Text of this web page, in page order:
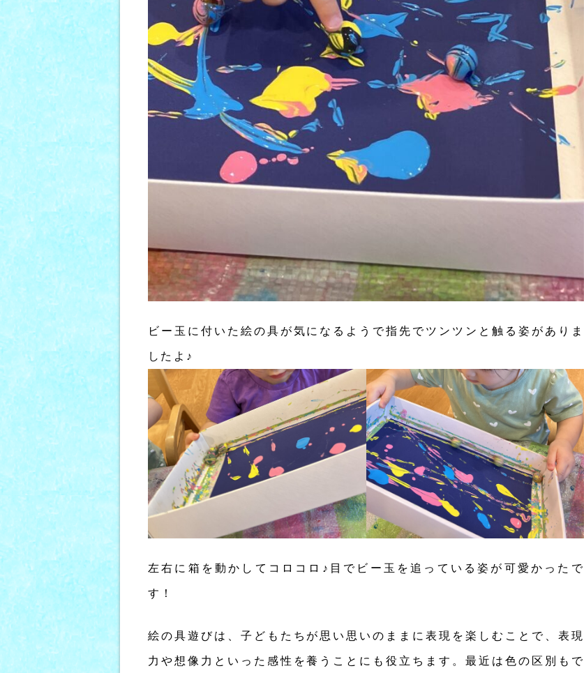
ビー玉に付いた絵の具が気になるようで指先でツンツンと触る姿がありま
したよ♪
左右に箱を動かしてコロコロ♪目でビー玉を追っている姿が可愛かったで
す！
絵の具遊びは、子どもたちが思い思いのままに表現を楽しむことで、表現
力や想像力といった感性を養うことにも役立ちます。最近は色の区別もで